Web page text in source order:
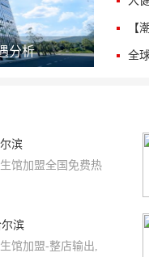
分析
滨
馆加盟全国免费热
滨
馆加盟-整店输出,